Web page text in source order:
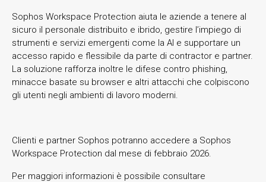
Sophos Workspace Protection aiuta le aziende a tenere al
sicuro il personale distribuito e ibrido, gestire l’impiego di
strumenti e servizi emergenti come la AI e supportare un
accesso rapido e flessibile da parte di contractor e partner.
La soluzione rafforza inoltre le difese contro phishing,
minacce basate su browser e altri attacchi che colpiscono
gli utenti negli ambienti di lavoro moderni.
Clienti e partner Sophos potranno accedere a Sophos
Workspace Protection dal mese di febbraio 2026.
Per maggiori informazioni è possibile consultare